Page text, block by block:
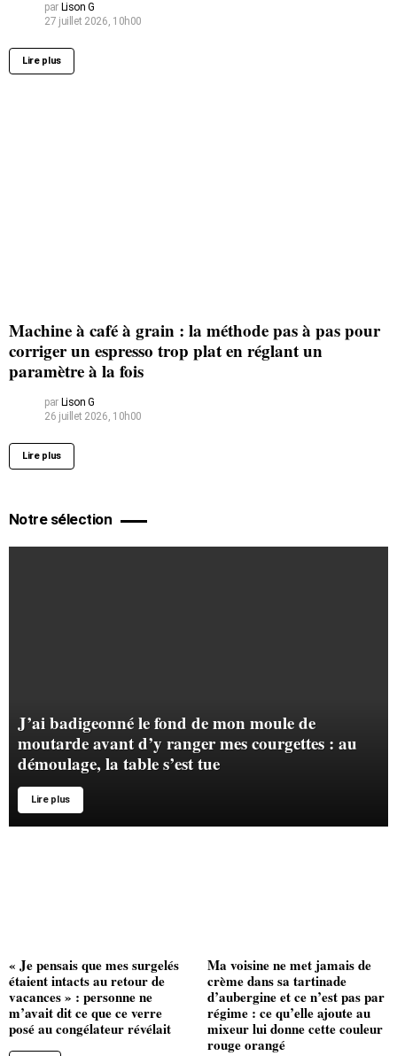
par Lison G
27 juillet 2026, 10h00
Lire plus
Machine à café à grain : la méthode pas à pas pour
corriger un espresso trop plat en réglant un
paramètre à la fois
par Lison G
26 juillet 2026, 10h00
Lire plus
Notre sélection
J’ai badigeonné le fond de mon moule de
moutarde avant d’y ranger mes courgettes : au
démoulage, la table s’est tue
Lire plus
« Je pensais que mes surgelés
étaient intacts au retour de
vacances » : personne ne
m’avait dit ce que ce verre
posé au congélateur révélait
Ma voisine ne met jamais de
crème dans sa tartinade
d’aubergine et ce n’est pas par
régime : ce qu’elle ajoute au
mixeur lui donne cette couleur
rouge orangé